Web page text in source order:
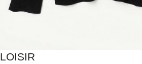
LOISIR